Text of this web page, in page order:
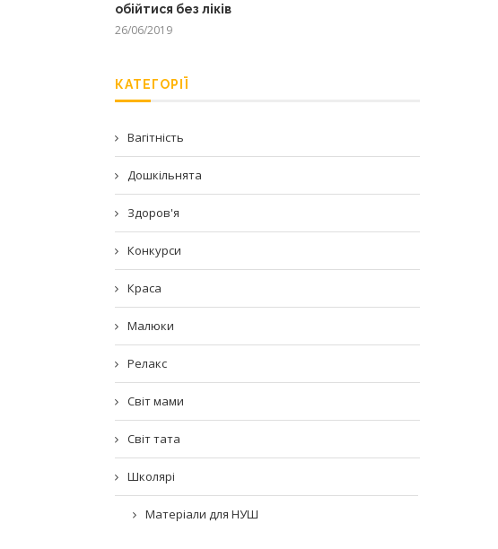
обійтися без ліків
26/06/2019
КАТЕГОРІЇ
Вагітність
Дошкільнята
Здоров'я
Конкурси
Краса
Малюки
Релакс
Світ мами
Світ тата
Школярі
Матеріали для НУШ